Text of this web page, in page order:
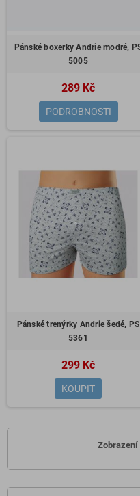
Pánské boxerky Andrie modré,
5005
289 Kč
PODROBNOSTI
Pánské trenýrky Andrie šedé, PS
5361
299 Kč
KOUPIT
Zobrazení